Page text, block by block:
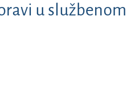
u službenom